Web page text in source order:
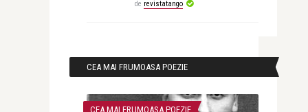
de revistatango
CEA MAI FRUMOASA POEZIE
CEA MAI FRUMOASA POEZIE